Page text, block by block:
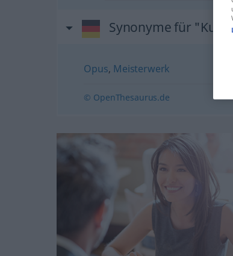
Synonyme für
Opus, Meisterwerk
© OpenThesaurus.de